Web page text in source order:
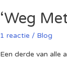
‘Weg
1 reactie / Blog
Een derde van alle